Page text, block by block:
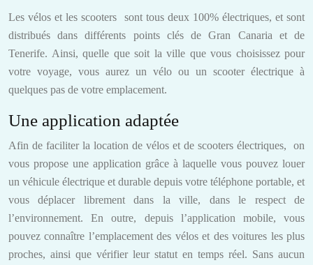
Les vélos et les scooters sont tous deux 100% électriques, et sont
distribués dans différents points clés de Gran Canaria et de
Tenerife. Ainsi, quelle que soit la ville que vous choisissez pour
votre voyage, vous aurez un vélo ou un scooter électrique à
quelques pas de votre emplacement.
Une application adaptée
Afin de faciliter la location de vélos et de scooters électriques, on
vous propose une application grâce à laquelle vous pouvez louer
un véhicule électrique et durable depuis votre téléphone portable, et
vous déplacer librement dans la ville, dans le respect de
l’environnement. En outre, depuis l’application mobile, vous
pouvez connaître l’emplacement des vélos et des voitures les plus
proches, ainsi que vérifier leur statut en temps réel. Sans aucun